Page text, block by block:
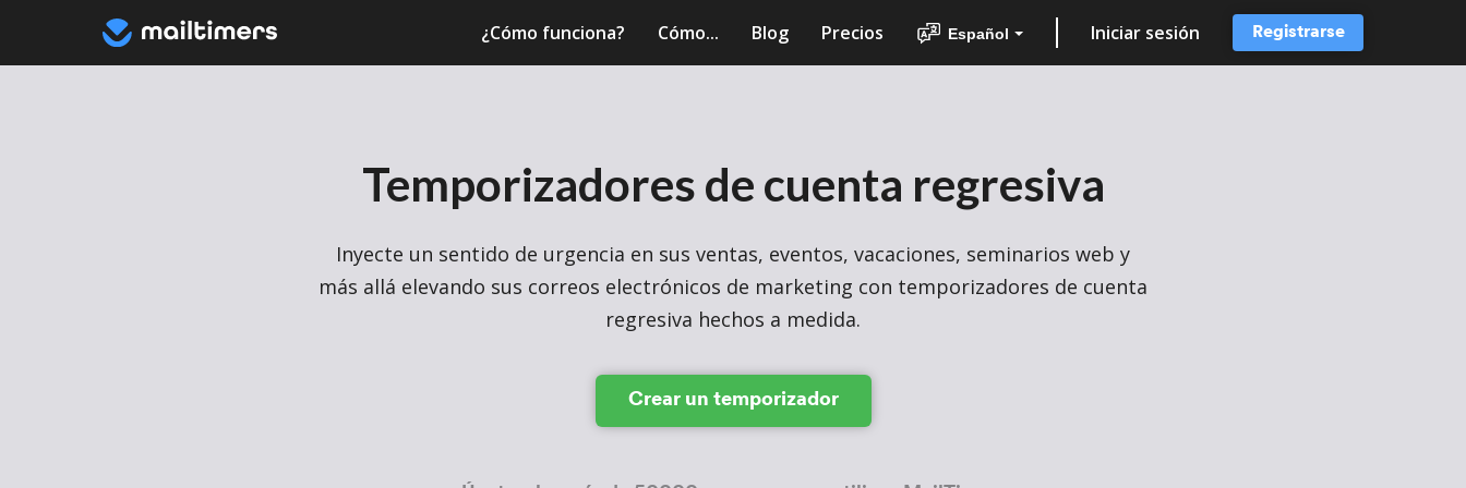
¿Cómo funciona? Cómo... Blog Precios Español Iniciar sesión Registrarse
Temporizadores de cuenta regresiva
Inyecte un sentido de urgencia en sus ventas, eventos, vacaciones, seminarios web y
más allá elevando sus correos electrónicos de marketing con temporizadores de cuenta
regresiva hechos a medida.
Crear un temporizador